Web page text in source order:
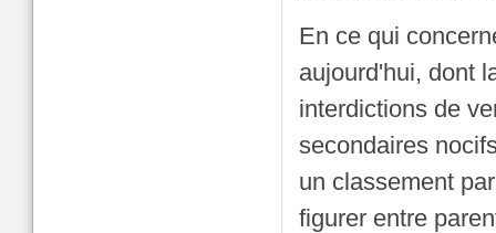
En ce qui
aujourd'hui, dont
interdictions de
secondaires
un classement
figurer entre